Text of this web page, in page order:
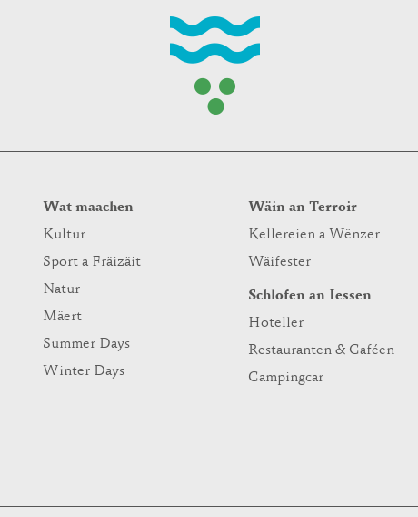
Wat maachen
Kultur
Sport a Fräizäit
Natur
Mäert
Summer Days
Winter Days
Wäin an Terroir
Kellereien a Wënzer
Wäifester
Schlofen an Iessen
Hoteller
Restauranten & Caféen
Campingcar